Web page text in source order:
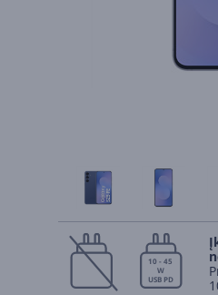
10 - 45
W
USB PD